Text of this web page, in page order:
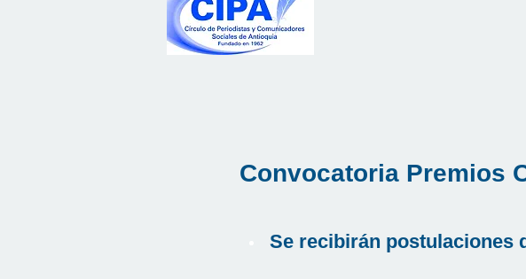
Convocatoria Premios
Se recibirán postulaciones